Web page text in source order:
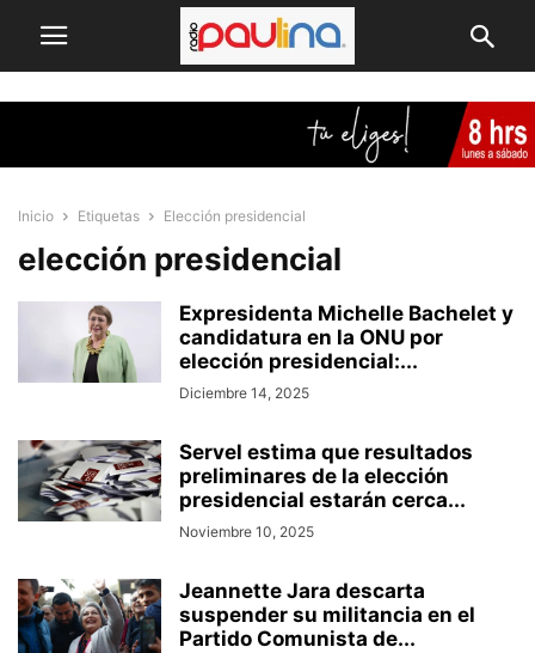
Inicio Etiquetas Elección presidencial
elección presidencial
Expresidenta Michelle Bachelet y
candidatura en la ONU por
elección presidencial:...
Diciembre 14, 2025
Servel estima que resultados
preliminares de la elección
presidencial estarán cerca...
Noviembre 10, 2025
Jeannette Jara descarta
suspender su militancia en el
Partido Comunista de...